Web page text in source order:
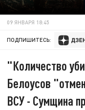
09 ЯНВАРЯ 18:45
ПОДПИШИТЕСЬ:
"Количество
Белоусов
ВСУ - Сумщина